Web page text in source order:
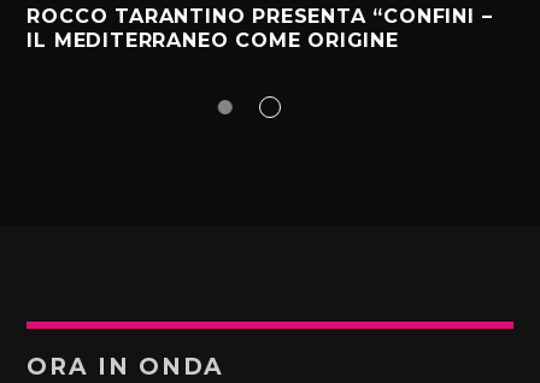
ROCCO TARANTINO PRESENTA “CONFINI –
IL MEDITERRANEO COME ORIGINE
ORA IN ONDA